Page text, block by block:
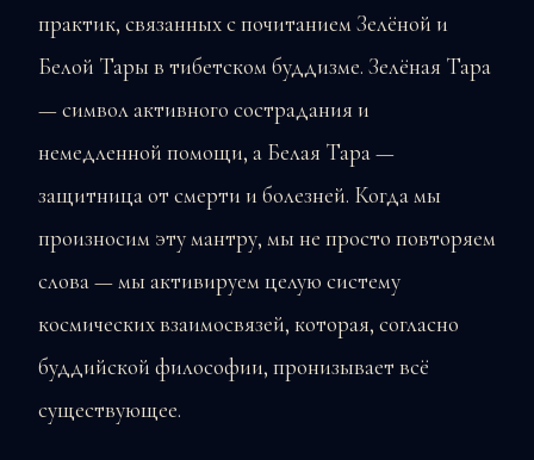
практик, связанных с почитанием Зелёной и
Белой Тары в тибетском буддизме. Зелёная Тара
— символ активного сострадания и
немедленной помощи, а Белая Тара —
защитница от смерти и болезней. Когда мы
произносим эту мантру, мы не просто повторяем
слова — мы активируем целую систему
космических взаимосвязей, которая, согласно
буддийской философии, пронизывает всё
существующее.